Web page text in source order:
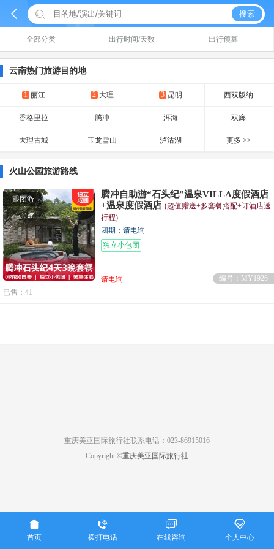
  搜索
全部分类 出行时间/天数 出行预算
云南热门旅游目的地
1 丽江 2 大理 3 昆明 西双版纳
香格里拉 腾冲 洱海 双廊
大理古城 玉龙雪山 泸沽湖 更多 >>
火山公园旅游路线
跟团游
腾冲自助游“石头纪”温泉VILLA度假酒店
+温泉度假酒店 (超值赠送+多套餐搭配+订酒店送
行程)
团期：请电询
独立小包团
请电询
编号：MY1926
已售：41
重庆美亚国际旅行社联系电话：023-86915016
Copyright ©重庆美亚国际旅行社

首页

拨打电话

在线咨询

个人中心